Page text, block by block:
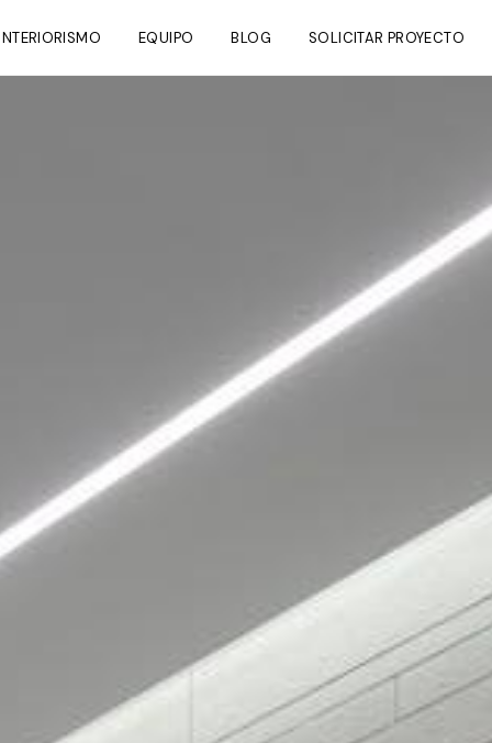
EQUIPO BLOG SOLICITAR PROYECTO